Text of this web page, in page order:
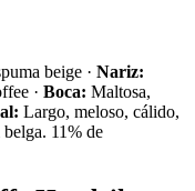
beige · Nariz:
· Boca: Maltosa,
Largo, meloso, cálido,
11% de